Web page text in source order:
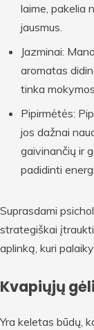
laime, pakelia
jausmus.
Jazminai:
aromatas
tinka
Pipirmėtės:
jos dažnai
gaivinančių ir
padidinti
Suprasdami
strategiškai
aplinką, kuri
Kvapiųjų
Yra keletas būdų,